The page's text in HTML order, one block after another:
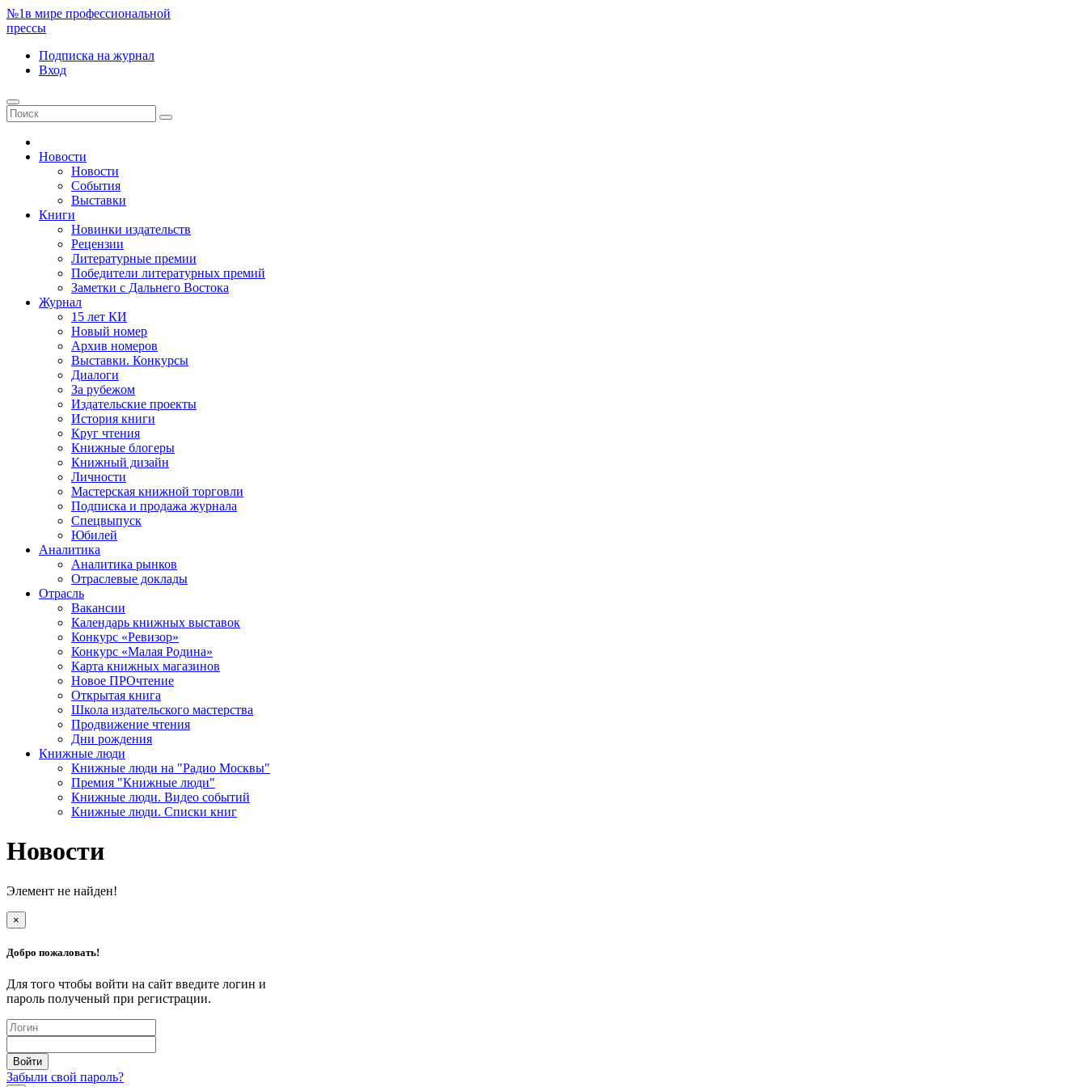
№1в мире профессиональной
прессы
Подписка на журнал
Вход
Новости
Новости
События
Выставки
Книги
Новинки издательств
Рецензии
Литературные премии
Победители литературных премий
Заметки с Дальнего Востока
Журнал
15 лет КИ
Новый номер
Архив номеров
Выставки. Конкурсы
Диалоги
За рубежом
Издательские проекты
История книги
Круг чтения
Книжные блогеры
Книжный дизайн
Личности
Мастерская книжной торговли
Подписка и продажа журнала
Спецвыпуск
Юбилей
Аналитика
Аналитика рынков
Отраслевые доклады
Отрасль
Вакансии
Календарь книжных выставок
Конкурс «Ревизор»
Конкурс «Малая Родина»
Карта книжных магазинов
Новое ПРОчтение
Открытая книга
Школа издательского мастерства
Продвижение чтения
Дни рождения
Книжные люди
Книжные люди на "Радио Москвы"
Премия "Книжные люди"
Книжные люди. Видео событий
Книжные люди. Списки книг
Новости
Элемент не найден!
×
Добро пожаловать!
Для того чтобы войти на сайт введите логин и
пароль полученый при регистрации.
Забыли свой пароль?